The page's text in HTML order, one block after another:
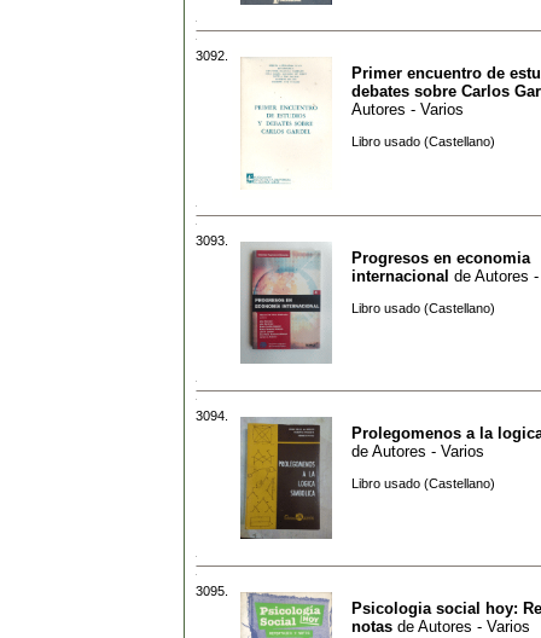
3092.
Primer encuentro de
debates sobre Carlos
Autores - Varios
Libro usado (Castellano)
3093.
Progresos en economia
internacional de Autores
Libro usado (Castellano)
3094.
Prolegomenos a la
de Autores - Varios
Libro usado (Castellano)
3095.
Psicologia social hoy:
notas de Autores - Varios